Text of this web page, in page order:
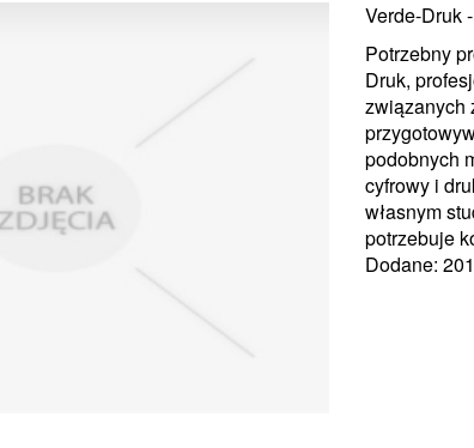
Verde-Druk
Potrzebny
Druk,
związanych
podobnych
cyfrowy i
własnym
potrzebuje
Dodane: